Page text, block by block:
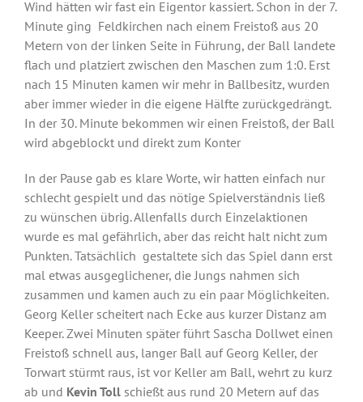
Wind hätten wir fast ein Eigentor kassiert. Schon in der 7.
Minute ging Feldkirchen nach einem Freistoß aus 20
Metern von der linken Seite in Führung, der Ball landete
flach und platziert zwischen den Maschen zum 1:0. Erst
nach 15 Minuten kamen wir mehr in Ballbesitz, wurden
aber immer wieder in die eigene Hälfte zurückgedrängt.
In der 30. Minute bekommen wir einen Freistoß, der Ball
wird abgeblockt und direkt zum Konter
In der Pause gab es klare Worte, wir hatten einfach nur
schlecht gespielt und das nötige Spielverständnis ließ
zu wünschen übrig. Allenfalls durch Einzelaktionen
wurde es mal gefährlich, aber das reicht halt nicht zum
Punkten. Tatsächlich gestaltete sich das Spiel dann erst
mal etwas ausgeglichener, die Jungs nahmen sich
zusammen und kamen auch zu ein paar Möglichkeiten.
Georg Keller scheitert nach Ecke aus kurzer Distanz am
Keeper. Zwei Minuten später führt Sascha Dollwet einen
Freistoß schnell aus, langer Ball auf Georg Keller, der
Torwart stürmt raus, ist vor Keller am Ball, wehrt zu kurz
ab und Kevin Toll schießt aus rund 20 Metern auf das